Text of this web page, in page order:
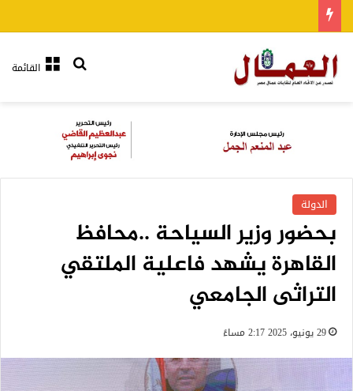
القائمةبحث عن
الدولة
بحضور وزير السياحة ..محافظ
القاهرة يشهد فاعلية الملتقي
التراثى الجامعي
29 يونيو، 2025 2:17 مساءً